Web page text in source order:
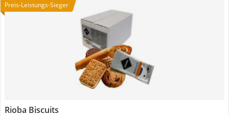
Preis-Leistungs-Sieger
Rioba Biscuits